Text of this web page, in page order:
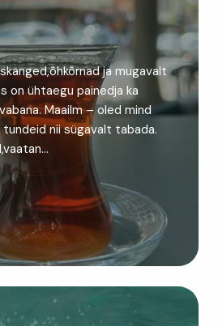
ja mugavalt
on ühtaegu painedja ka
Maailm – oled mind
tundeid nii sügavalt tabada.